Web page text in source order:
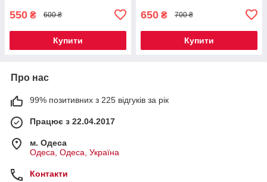
550 ₴ 600 ₴
Купити
650 ₴ 700 ₴
Купити
Про нас
99% позитивних з 225 відгуків за рік
Працює з 22.04.2017
м. Одеса
Одеса, Одеса, Україна
Контакти